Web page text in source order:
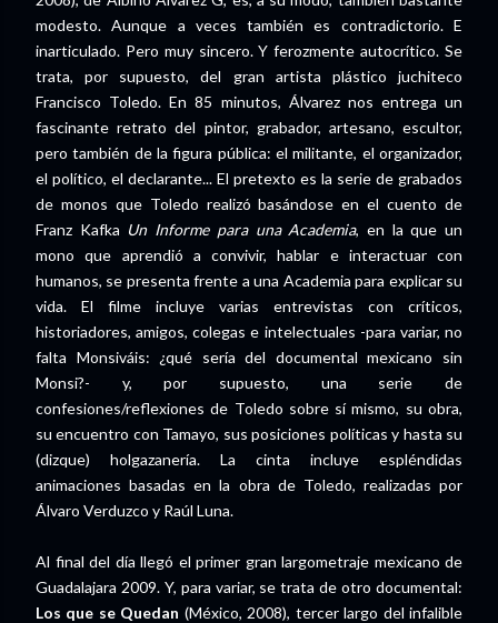
modesto. Aunque a veces también es contradictorio. E
inarticulado. Pero muy sincero. Y ferozmente autocrítico. Se
trata, por supuesto, del gran artista plástico juchiteco
Francisco Toledo. En 85 minutos, Álvarez nos entrega un
fascinante retrato del pintor, grabador, artesano, escultor,
pero también de la figura pública: el militante, el organizador,
el político, el declarante... El pretexto es la serie de grabados
de monos que Toledo realizó basándose en el cuento de
Franz Kafka Un Informe para una Academia, en la que un
mono que aprendió a convivir, hablar e interactuar con
humanos, se presenta frente a una Academia para explicar su
vida. El filme incluye varias entrevistas con críticos,
historiadores, amigos, colegas e intelectuales -para variar, no
falta Monsiváis: ¿qué sería del documental mexicano sin
Monsi?- y, por supuesto, una serie de
confesiones/reflexiones de Toledo sobre sí mismo, su obra,
su encuentro con Tamayo, sus posiciones políticas y hasta su
(dizque) holgazanería. La cinta incluye espléndidas
animaciones basadas en la obra de Toledo, realizadas por
Álvaro Verduzco y Raúl Luna.
Al final del día llegó el primer gran largometraje mexicano de
Guadalajara 2009. Y, para variar, se trata de otro documental:
Los que se Quedan (México, 2008), tercer largo del infalible